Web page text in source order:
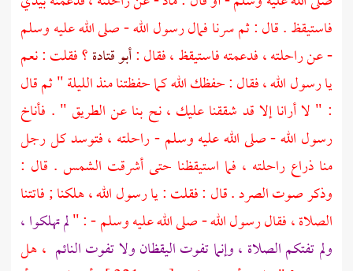
فاستيقظ . قال : ثم سرنا فمال رسول الله - صلى الله عليه وسلم
- عن راحلته ، فدعمته فاستيقظ ، فقال :أبو قتادة؟ فقلت : نعم
يا رسول الله ، فقال : حفظك الله كما حفظتنا منذ الليلة " ثم قال
: " لا أرانا إلا قد شققنا عليك ، نح بنا عن الطريق " . فأناخ
رسول الله - صلى الله عليه وسلم - راحلته ، فتوسد كل رجل
منا ذراع راحلته ، فما استيقظنا حتى أشرقت الشمس . قال :
وذكر صوت الصرد . قال : فقلت : يا رسول الله ، هلكنا ; فاتتنا
الصلاة ، فقال رسول الله - صلى الله عليه وسلم - : "لم تهلكوا ،
ولم تفتكم الصلاة ، وإنما تفوت اليقظان ولا تفوت النائم ، هل